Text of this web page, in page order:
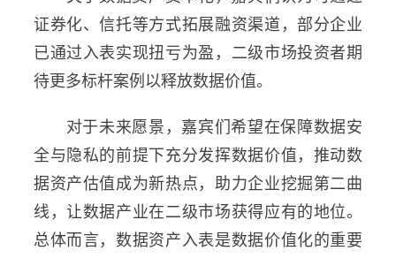
证券化、信托等方式拓展融资渠道，部分企业
已通过入表实现扭亏为盈，二级市场投资者期
待更多标杆案例以释放数据价值。
对于未来愿景，嘉宾们希望在保障数据安
全与隐私的前提下充分发挥数据价值，推动数
据资产估值成为新热点，助力企业挖掘第二曲
线，让数据产业在二级市场获得应有的地位。
总体而言，数据资产入表是数据价值化的重要